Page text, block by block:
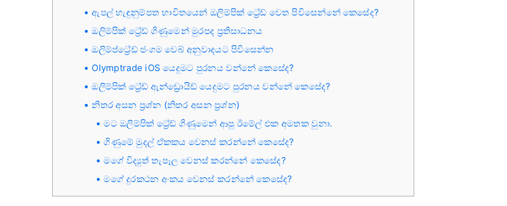
ඇපල් හැඳුනුම්පත භාවිතයෙන් ඔලිම්පික් ට්‍රේඩ් වෙත පිවිසෙන්නේ කෙසේද?
ඔලිම්පික් ට්‍රේඩ් ගිණුමෙන් මුරපද ප්‍රතිසාධනය
ඔලිම්ප්ට්‍රේඩ් ජංගම වෙබ් අනුවාදයට පිවිසෙන්න
Olymptrade iOS යෙදුමට පුරනය වන්නේ කෙසේද?
ඔලිම්පික් ට්‍රේඩ් ඇන්ඩ්‍රොයිඩ් යෙදුමට පුරනය වන්නේ කෙසේද?
නිතර අසන ප්‍රශ්න (නිතර අසන ප්‍රශ්න)
මට ඔලිම්පික් ට්‍රේඩ් ගිණුමෙන් ආපු ඊමේල් එක අමතක වුනා.
ගිණුමේ මුදල් ඒකකය වෙනස් කරන්නේ කෙසේද?
මගේ විද්‍යුත් තැපෑල වෙනස් කරන්නේ කෙසේද?
මගේ දුරකථන අංකය වෙනස් කරන්නේ කෙසේද?